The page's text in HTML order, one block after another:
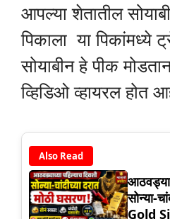
आपल्या शेतातील
पिकाला या पिकांमध्ये
सोयाबीन हे पीक
व्हिडिओ व्हायरल होत
Also Read
सोन्या-
Gold